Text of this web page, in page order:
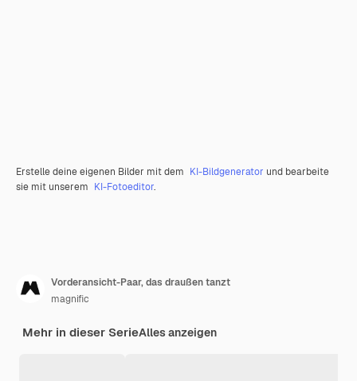
Erstelle deine eigenen Bilder mit dem KI-Bildgenerator und bearbeite
sie mit unserem KI-Fotoeditor.
Vorderansicht-Paar, das draußen tanzt
magnific
Mehr in dieser SerieAlles anzeigen